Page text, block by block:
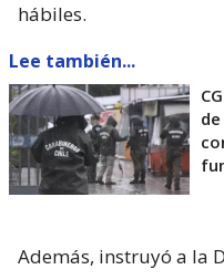
hábiles.
Lee también...
Además, instruyó a la